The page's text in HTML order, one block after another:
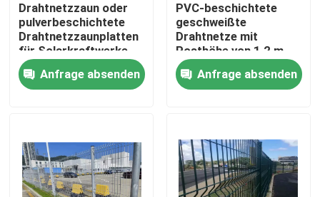
Qualitätskontrolle
Kontaktiere uns
Fechten der geschweißten Masche
Drahtnetzzaun oder
pulverbeschichtete
Drahtnetzzaunplatten
für Solarkraftwerke
Anfrage absenden
PVC-beschichtete
geschweißte
Drahtnetze mit
Posthöhe von 1,2 m
bis 2,4 m
Anfrage absenden